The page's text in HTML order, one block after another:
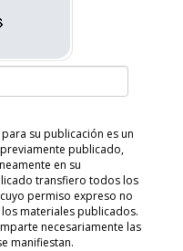
su publicación es un
publicado,
en su
transfiero todos los
permiso expreso no
materiales publicados.
necesariamente las
manifiestan.